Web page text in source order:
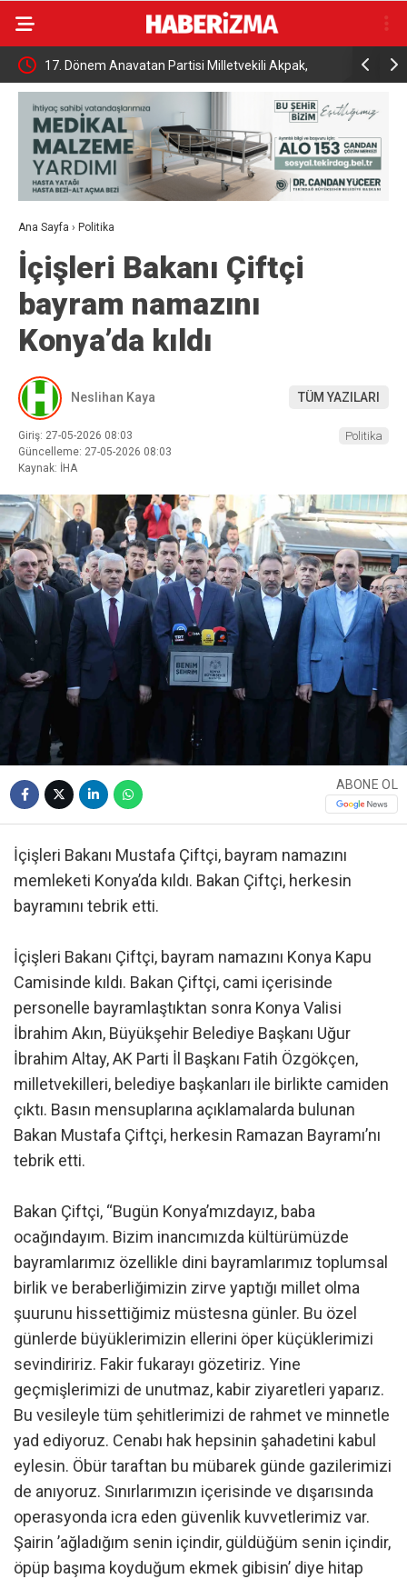
17. Dönem Anavatan Partisi Milletvekili Akpak,
toprağa verildi
Tutuklu
açıklama
Ana Sayfa › Politika
İçişleri Bakanı Çiftçi
bayram namazını
Konya’da kıldı
Neslihan Kaya TÜM YAZILARI
Giriş: 27-05-2026 08:03
Güncelleme: 27-05-2026 08:03
Kaynak: İHA
Politika
ABONE OL
İçişleri Bakanı Mustafa Çiftçi, bayram namazını
memleketi Konya’da kıldı. Bakan Çiftçi, herkesin
bayramını tebrik etti.
İçişleri Bakanı Çiftçi, bayram namazını Konya Kapu
Camisinde kıldı. Bakan Çiftçi, cami içerisinde
personelle bayramlaştıktan sonra Konya Valisi
İbrahim Akın, Büyükşehir Belediye Başkanı Uğur
İbrahim Altay, AK Parti İl Başkanı Fatih Özgökçen,
milletvekilleri, belediye başkanları ile birlikte camiden
çıktı. Basın mensuplarına açıklamalarda bulunan
Bakan Mustafa Çiftçi, herkesin Ramazan Bayramı’nı
tebrik etti.
Bakan Çiftçi, “Bugün Konya’mızdayız, baba
ocağındayım. Bizim inancımızda kültürümüzde
bayramlarımız özellikle dini bayramlarımız toplumsal
birlik ve beraberliğimizin zirve yaptığı millet olma
şuurunu hissettiğimiz müstesna günler. Bu özel
günlerde büyüklerimizin ellerini öper küçüklerimizi
sevindiririz. Fakir fukarayı gözetiriz. Yine
geçmişlerimizi de unutmaz, kabir ziyaretleri yaparız.
Bu vesileyle tüm şehitlerimizi de rahmet ve minnetle
yad ediyoruz. Cenabı hak hepsinin şahadetini kabul
eylesin. Öbür taraftan bu mübarek günde gazilerimizi
de anıyoruz. Sınırlarımızın içerisinde ve dışarısında
operasyonda icra eden güvenlik kuvvetlerimiz var.
Şairin ’ağladığım senin içindir, güldüğüm senin içindir,
öpüp başıma koyduğum ekmek gibisin’ diye hitap